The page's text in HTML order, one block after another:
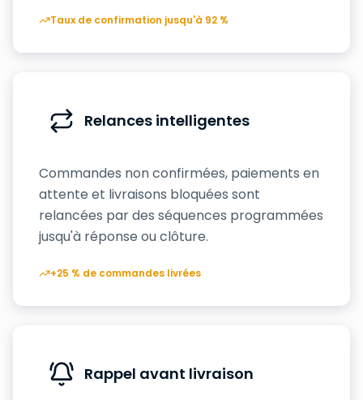
Taux de confirmation jusqu'à 92 %
Relances intelligentes
Commandes non confirmées, paiements en
attente et livraisons bloquées sont
relancées par des séquences programmées
jusqu'à réponse ou clôture.
+25 % de commandes livrées
Rappel avant livraison